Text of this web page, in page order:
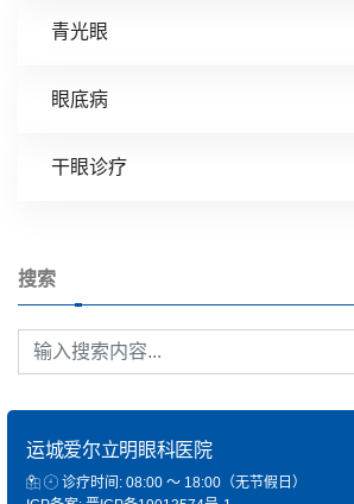
青光眼
眼底病
干眼诊疗
搜索
运城爱尔立明眼科医院
诊疗时间: 08:00 ～ 18:00（无节假日）